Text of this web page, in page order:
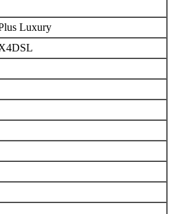
Luxury